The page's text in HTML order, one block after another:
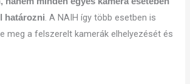
határozni. A NAIH így több esetben is
meg a felszerelt kamerák elhelyezését és